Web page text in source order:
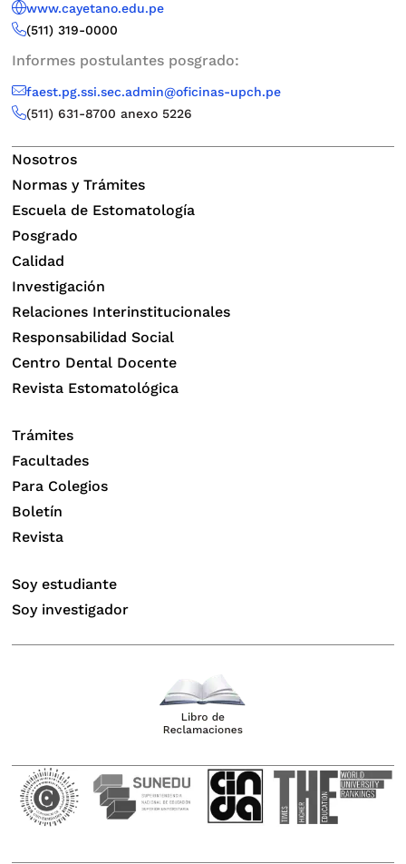
www.cayetano.edu.pe
(511) 319-0000
Informes postulantes posgrado:
faest.pg.ssi.sec.admin@oficinas-upch.pe
(511)631-8700 anexo 5226
Nosotros
Normas y Trámites
Escuela de Estomatología
Posgrado
Calidad
Investigación
Relaciones Interinstitucionales
Responsabilidad Social
Centro Dental Docente
Revista Estomatológica
Trámites
Facultades
Para Colegios
Boletín
Revista
Soy estudiante
Soy investigador